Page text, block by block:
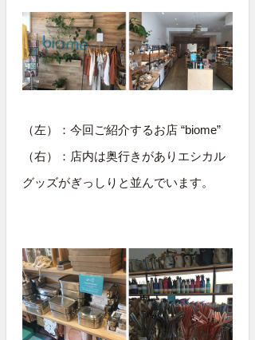
（左）：今回ご紹介するお店 “biome”
（右）：店内は奥行きがありエシカル
グッズがぎっしりと並んでいます。